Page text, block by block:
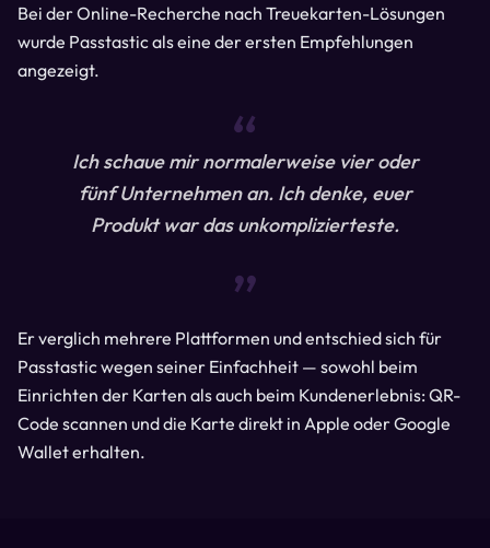
Bei der Online-Recherche nach Treuekarten-Lösungen
wurde Passtastic als eine der ersten Empfehlungen
angezeigt.
“
Ich schaue mir normalerweise vier oder
fünf Unternehmen an. Ich denke, euer
Produkt war das unkomplizierteste.
“
Er verglich mehrere Plattformen und entschied sich für
Passtastic wegen seiner Einfachheit — sowohl beim
Einrichten der Karten als auch beim Kundenerlebnis: QR-
Code scannen und die Karte direkt in Apple oder Google
Wallet erhalten.